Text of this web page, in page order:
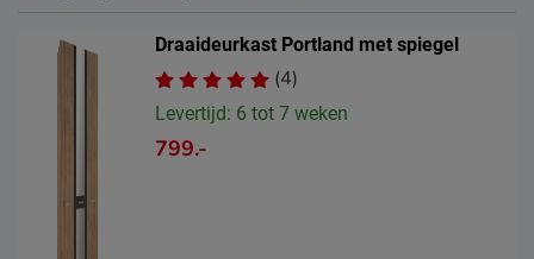
Draaideurkast Portland met spiegel
(4)
Levertijd: 6 tot 7 weken
799.-